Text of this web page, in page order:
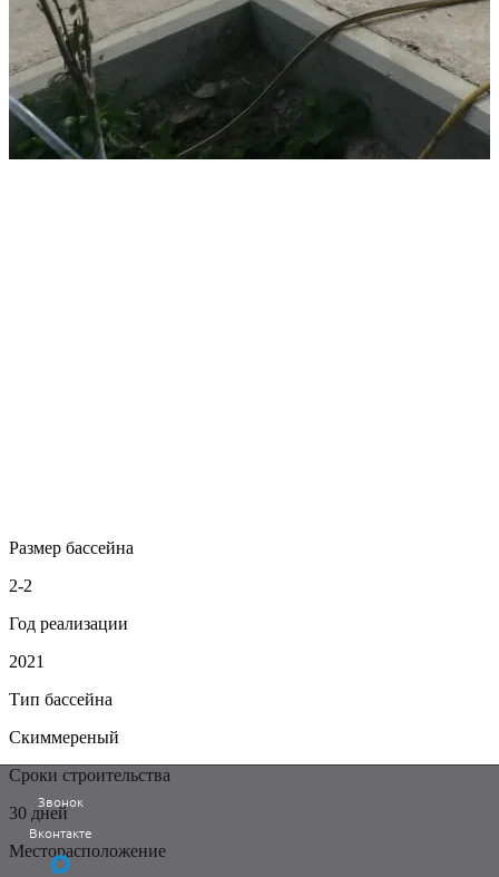
Звонок
Вконтакте
Размер бассейна
2-2
Год реализации
2021
Тип бассейна
Скиммереный
Сроки строительства
30 дней
Месторасположение
Vk Telegram